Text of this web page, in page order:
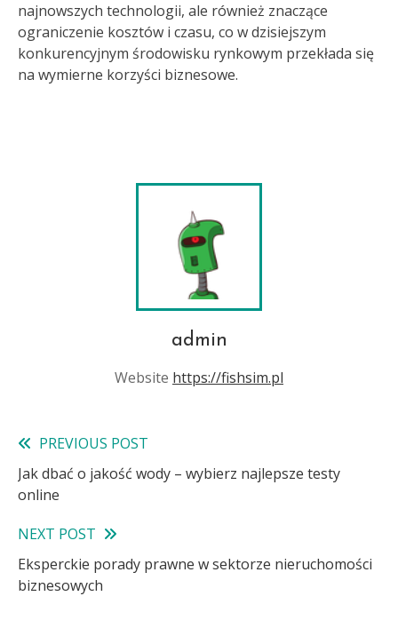
najnowszych technologii, ale również znaczące
ograniczenie kosztów i czasu, co w dzisiejszym
konkurencyjnym środowisku rynkowym przekłada się
na wymierne korzyści biznesowe.
admin
Website https://fishsim.pl
Read
more
PREVIOUS POST
Jak dbać o jakość wody – wybierz najlepsze testy
online
NEXT POST
Eksperckie porady prawne w sektorze nieruchomości
biznesowych